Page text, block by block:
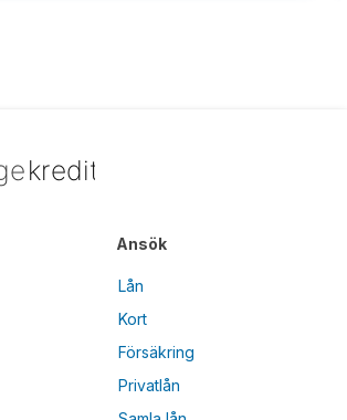
Ansök
Lån
Kort
Försäkring
Privatlån